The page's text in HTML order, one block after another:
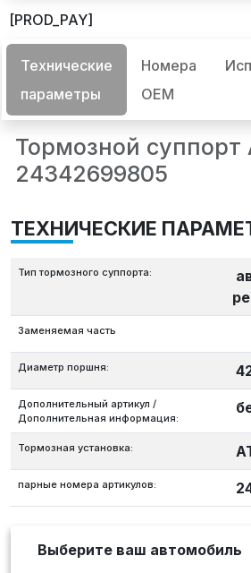
[PROD_PAY]
Технические
параметры
Номера
OEM
Тормозной суппорт
24342699805
ТЕХНИЧЕСКИЕ
Тип тормозного суппорта:
Заменяемая часть
Диаметр поршня:
Дополнительный артикул /
Дополнительная информация:
Тормозная установка:
парные номера артикулов:
Выберите ваш автомобиль